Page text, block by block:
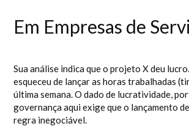
Em Empresas de
Sua análise indica que o projeto X deu
esqueceu de lançar as horas trabalhadas
última semana. O dado de lucratividade,
governança aqui exige que o lançamento
regra inegociável.